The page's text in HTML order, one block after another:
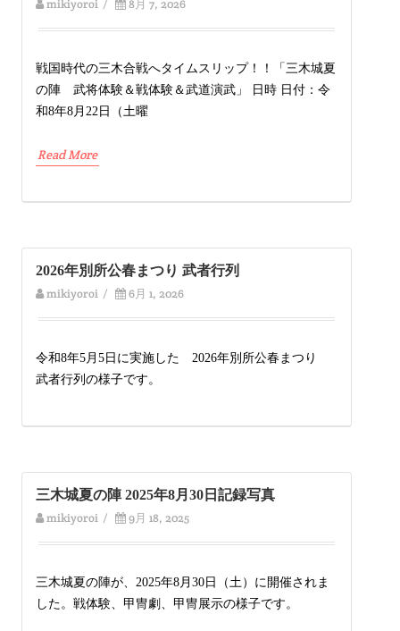
mikiyoroi / 8月 7, 2026
戦国時代の三木合戦へタイムスリップ！！「三木城夏
の陣 武将体験＆戦体験＆武道演武」 日時 日付：令
和8年8月22日（土曜
Read More
2026年別所公春まつり 武者行列
mikiyoroi / 6月 1, 2026
令和8年5月5日に実施した 2026年別所公春まつり
武者行列の様子です。
三木城夏の陣 2025年8月30日記録写真
mikiyoroi / 9月 18, 2025
三木城夏の陣が、2025年8月30日（土）に開催されま
した。戦体験、甲冑劇、甲冑展示の様子です。